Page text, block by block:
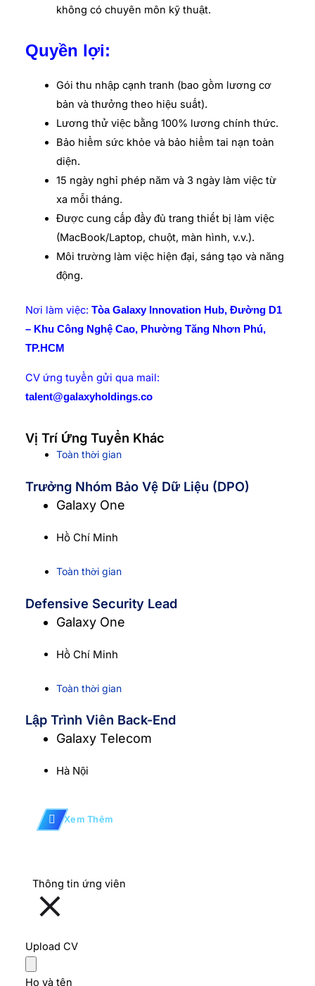
không có chuyên môn kỹ thuật.
Quyền lợi:
Gói thu nhập cạnh tranh (bao gồm lương cơ
bản và thưởng theo hiệu suất).
Lương thử việc bằng 100% lương chính thức.
Bảo hiểm sức khỏe và bảo hiểm tai nạn toàn
diện.
15 ngày nghỉ phép năm và 3 ngày làm việc từ
xa mỗi tháng.
Được cung cấp đầy đủ trang thiết bị làm việc
(MacBook/Laptop, chuột, màn hình, v.v.).
Môi trường làm việc hiện đại, sáng tạo và năng
động.
Nơi làm việc: Tòa Galaxy Innovation Hub, Đường D1
– Khu Công Nghệ Cao, Phường Tăng Nhơn Phú,
TP.HCM
CV ứng tuyển gửi qua mail:
talent@galaxyholdings.co
Vị Trí Ứng Tuyển Khác
Toàn thời gian
Trưởng Nhóm Bảo Vệ Dữ Liệu (DPO)
Galaxy One
Hồ Chí Minh
Toàn thời gian
Defensive Security Lead
Galaxy One
Hồ Chí Minh
Toàn thời gian
Lập Trình Viên Back-End
Galaxy Telecom
Hà Nội
Xem Thêm
Thông tin ứng viên
Upload CV
Họ và tên